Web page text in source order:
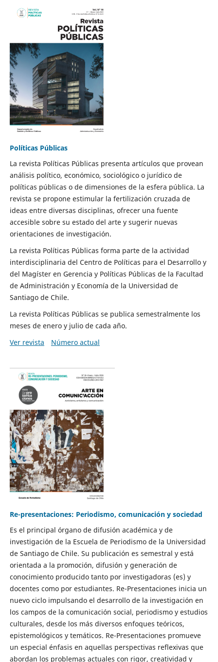
Políticas Públicas
La revista Políticas Públicas presenta artículos que provean
análisis político, económico, sociológico o jurídico de
políticas públicas o de dimensiones de la esfera pública. La
revista se propone estimular la fertilización cruzada de
ideas entre diversas disciplinas, ofrecer una fuente
accesible sobre su estado del arte y sugerir nuevas
orientaciones de investigación.
La revista Políticas Públicas forma parte de la actividad
interdisciplinaria del Centro de Políticas para el Desarrollo y
del Magíster en Gerencia y Políticas Públicas de la Facultad
de Administración y Economía de la Universidad de
Santiago de Chile.
La revista Políticas Públicas se publica semestralmente los
meses de enero y julio de cada año.
Ver revista
Número actual
Re-presentaciones: Periodismo, comunicación y sociedad
Es el principal órgano de difusión académica y de
investigación de la Escuela de Periodismo de la Universidad
de Santiago de Chile. Su publicación es semestral y está
orientada a la promoción, difusión y generación de
conocimiento producido tanto por investigadoras (es) y
docentes como por estudiantes. Re-Presentaciones inicia un
nuevo ciclo impulsando el desarrollo de la investigación en
los campos de la comunicación social, periodismo y estudios
culturales, desde los más diversos enfoques teóricos,
epistemológicos y temáticos. Re-Presentaciones promueve
un especial énfasis en aquellas perspectivas reflexivas que
abordan los problemas actuales con rigor, creatividad y